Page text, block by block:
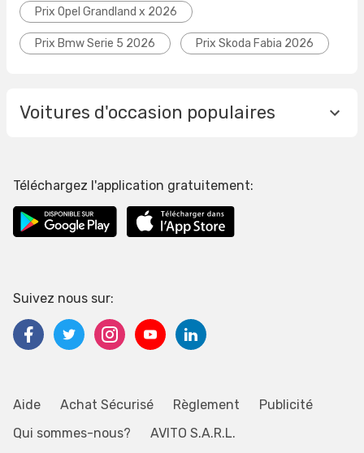
Prix Opel Grandland x 2026
Prix Bmw Serie 5 2026 Prix Skoda Fabia 2026
Voitures d'occasion populaires
Aide Achat Sécurisé Règlement
Publicité
Qui sommes-nous?
AVITO S.A.R.L.
Téléchargez l'application gratuitement:
Suivez nous sur: